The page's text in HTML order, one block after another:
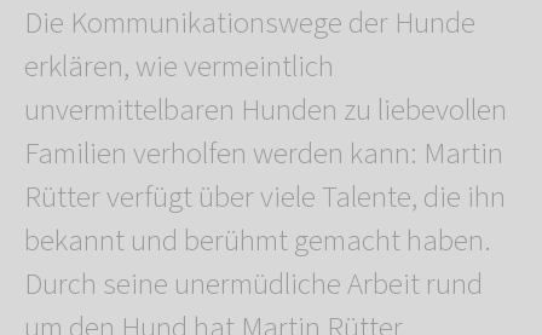
Die Kommunikationswege der Hunde
erklären, wie vermeintlich
unvermittelbaren Hunden zu liebevollen
Familien verholfen werden kann: Martin
Rütter verfügt über viele Talente, die ihn
bekannt und berühmt gemacht haben.
Durch seine unermüdliche Arbeit rund